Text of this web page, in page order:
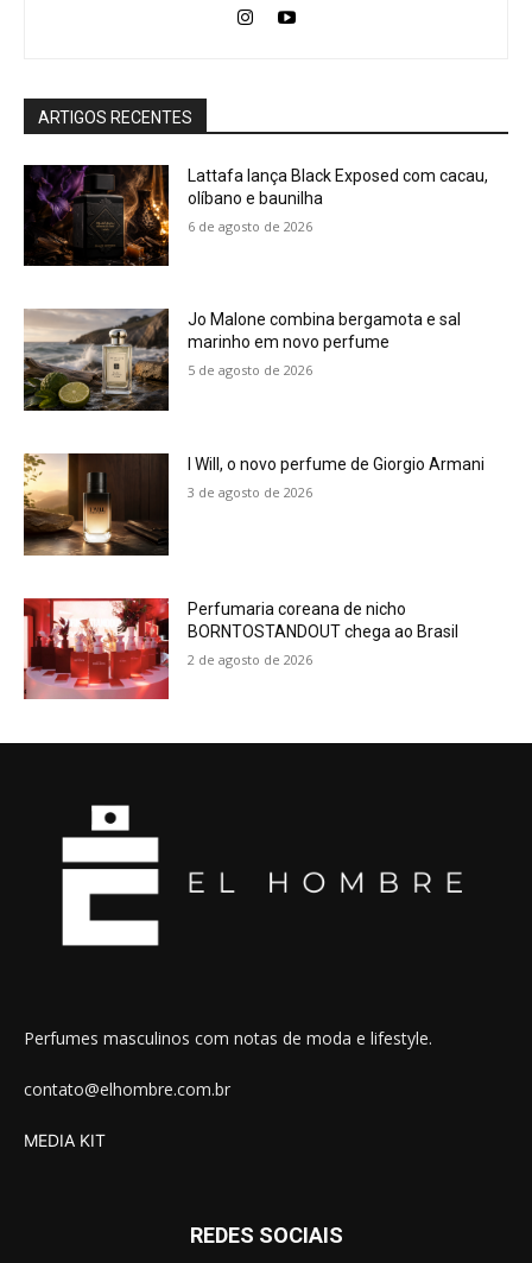
ARTIGOS RECENTES
Lattafa lança Black Exposed com cacau,
olíbano e baunilha
6 de agosto de 2026
Jo Malone combina bergamota e sal
marinho em novo perfume
5 de agosto de 2026
I Will, o novo perfume de Giorgio Armani
3 de agosto de 2026
Perfumaria coreana de nicho
BORNTOSTANDOUT chega ao Brasil
2 de agosto de 2026
Perfumes masculinos com notas de moda e lifestyle.
contato@elhombre.com.br
MEDIA KIT
REDES SOCIAIS